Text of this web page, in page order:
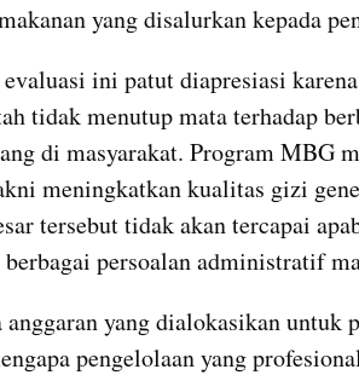
yang disalurkan kepada
ini patut diapresiasi
tidak menutup mata terhadap
di masyarakat. Program MBG
meningkatkan kualitas gizi
tersebut tidak akan tercapai
persoalan administratif
anggaran yang dialokasikan
pengelolaan yang